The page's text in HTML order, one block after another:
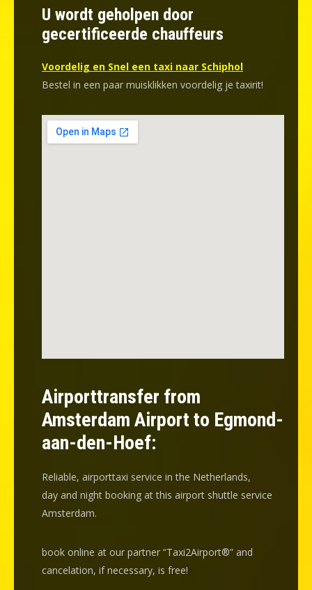
U wordt geholpen door
gecertificeerde chauffeurs
Voordelig en Snel een taxi naar Schiphol
Bestel in een paar muisklikken voordelig je taxirit!
Airporttransfer from
Amsterdam Airport to Egmond-
aan-den-Hoef:
Reliable, airporttaxi service in the Netherlands,
day and night booking at this airport shuttle service
Amsterdam.
book online at our partner “Taxi2Airport®” and
cancelation, if necessary, is free!